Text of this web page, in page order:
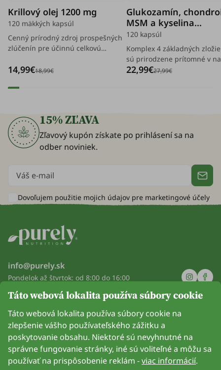
Táto webová lokalita používa súbory cookie
Táto webová lokalita používa súbory cookie na
zlepšenie vášho používateľského zážitku a
poskytovanie obsahu. Niektoré sú nevyhnutné na
správne fungovanie stránky, iné sú voliteľné a môžu sa
používať na prispôsobenie reklám -viac informácií.
Krillový olej 1200 mg
120 mäkkých kapsúl
Cenný prírodný zdroj prospešných
zlúčenín pre účinnú celkovú
14,99€18,99€
Glukozamín,
MSM a kyselina
hyalurónová
120 kapsúl
Komplex 4 základných
sú prirodzene prítomné v
kĺboch, chrupavkách a
22,99€27,99€
15% ZĽAVA
Zľavový kupón získate po prihlásení sa na
odber noviniek.
Dovoľujem použitie mojich údajov pre marketingové účely
info@purely.sk
Pondelok až štvrtok: od 8:00 do 16:00
Informácie
Pripoj sa k nám